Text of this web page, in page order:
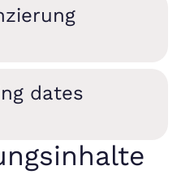
dates